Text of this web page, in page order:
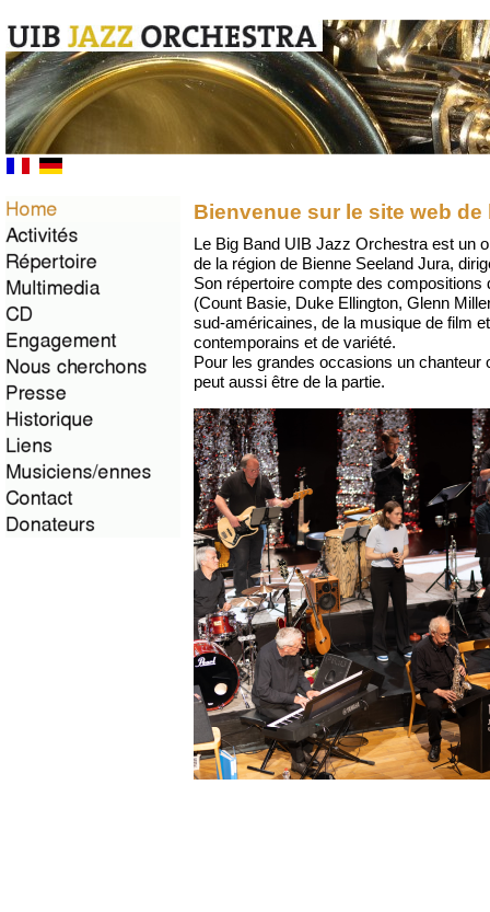
Bienvenue sur le site web de
Le Big Band UIB Jazz Orchestra est un
de la région de Bienne Seeland Jura,
Son répertoire compte des
(Count Basie, Duke Ellington, Glenn
sud-américaines, de la musique de film
contemporains et de variété.
Pour les grandes occasions un chanteur
peut aussi être de la partie.